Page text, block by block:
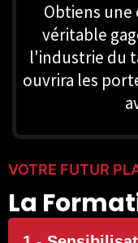
Obtiens
véritable
l'industrie du
ouvrira les
VOTRE FUTUR
La